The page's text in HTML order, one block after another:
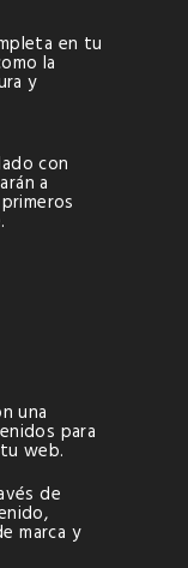
en tu
la
y
con
a
una
para
web.
de
marca y